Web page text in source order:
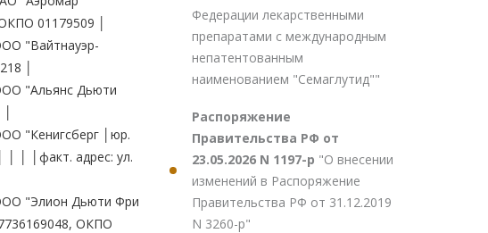
Федерации лекарственными
препаратами с международным
непатентованным
наименованием "Семаглутид""
Распоряжение
Правительства РФ от
23.05.2026 N 1197-р "О внесении
изменений в Распоряжение
Правительства РФ от 31.12.2019
N 3260-р"